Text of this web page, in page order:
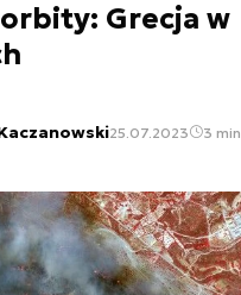
Grecja w
25.07.2023 3 min.